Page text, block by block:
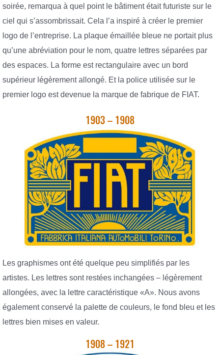
soirée, remarqua à quel point le bâtiment était futuriste sur le
ciel qui s’assombrissait. Cela l’a inspiré à créer le premier
logo de l’entreprise. La plaque émaillée bleue ne portait plus
qu’une abréviation pour le nom, quatre lettres séparées par
des espaces. La forme est rectangulaire avec un bord
supérieur légèrement allongé. Et la police utilisée sur le
premier logo est devenue la marque de fabrique de FIAT.
1903 – 1908
Les graphismes ont été quelque peu simplifiés par les
artistes. Les lettres sont restées inchangées – légèrement
allongées, avec la lettre caractéristique «A». Nous avons
également conservé la palette de couleurs, le fond bleu et les
lettres bien mises en valeur.
1908 – 1921